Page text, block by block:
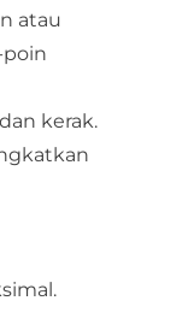
atau
poin
kerak.